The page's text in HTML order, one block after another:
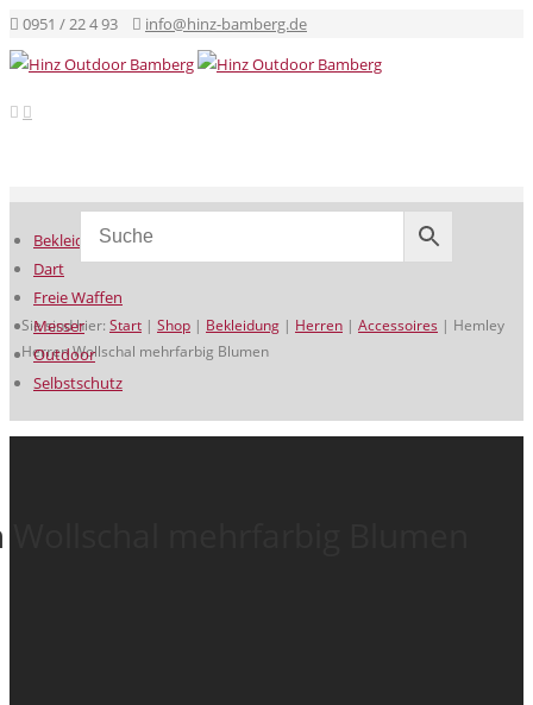
0951 / 22 4 93 info@hinz-bamberg.de
Sie sind hier: Start | Shop | Bekleidung | Herren | Accessoires | Hemley
Herren Wollschal mehrfarbig Blumen
Bekleidung
Dart
Freie Waffen
Messer
Outdoor
Selbstschutz
mehrfarbig Blumen